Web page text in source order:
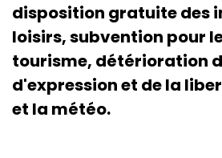
disposition gratuite des
loisirs, subvention pour
tourisme, détérioration
d'expression et de la
et la météo.